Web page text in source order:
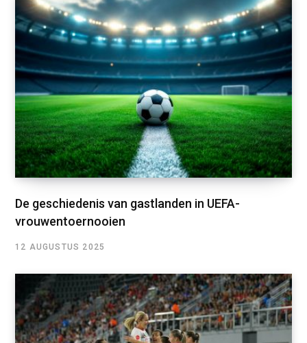
De geschiedenis van gastlanden in UEFA-
vrouwentoernooien
12 AUGUSTUS 2025